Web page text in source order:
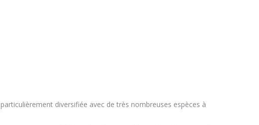
diversifiée avec de très nombreuses espèces à